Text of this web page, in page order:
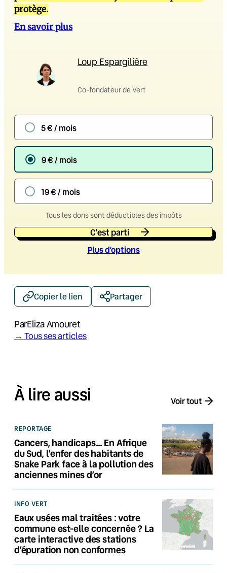
protège.
En savoir plus
Loup Espargilière
Co-fondateur de Vert
5 € / mois
9 € / mois
19 € / mois
Tous les dons sont déductibles des impôts
C'est parti
Plus d’options
Copier le lien Partager
ParEliza Amouret
→ Tous ses articles
À lire aussi Voir tout
REPORTAGE
Cancers, handicaps… En Afrique
du Sud, l’enfer des habitants de
Snake Park face à la pollution des
anciennes mines d’or
INFO VERT
Eaux usées mal traitées : votre
commune est-elle concernée ? La
carte interactive des stations
d’épuration non conformes